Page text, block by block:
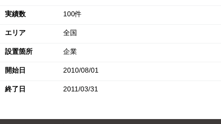
実績数 100件
エリア 全国
設置箇所 企業
開始日 2010/08/01
終了日 2011/03/31